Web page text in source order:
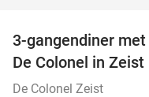
3-gangendiner
De Colonel in Zeist
De Colonel Zeist